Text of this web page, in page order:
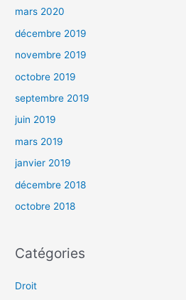
mars 2020
décembre 2019
novembre 2019
octobre 2019
septembre 2019
juin 2019
mars 2019
janvier 2019
décembre 2018
octobre 2018
Catégories
Droit